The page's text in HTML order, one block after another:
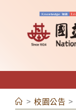
容
> 校園公告 >